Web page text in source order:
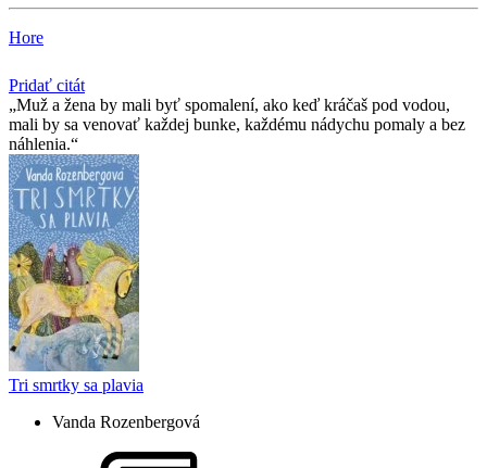
Hore
Pridať citát
Muž a žena by mali byť spomalení, ako keď kráčaš pod vodou,
mali by sa venovať každej bunke, každému nádychu pomaly a bez
náhlenia.
Tri smrtky sa plavia
Vanda Rozenbergová